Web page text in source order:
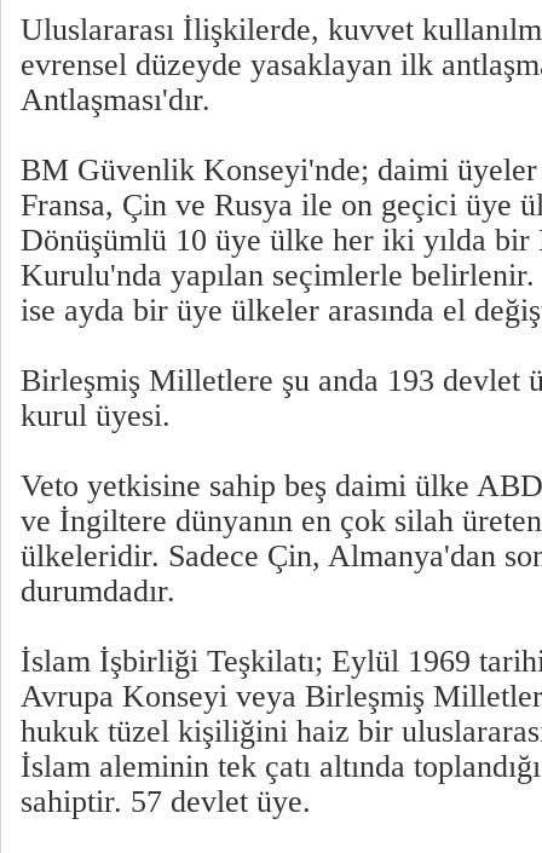
Uluslararası İlişkilerde, kuvvet
evrensel düzeyde yasaklayan ilk
Antlaşması'dır.
BM Güvenlik Konseyi'nde; daimi
Fransa, Çin ve Rusya ile on geçici üye
Dönüşümlü 10 üye ülke her iki yılda
Kurulu'nda yapılan seçimlerle belirlenir.
ise ayda bir üye ülkeler arasında el
Birleşmiş Milletlere şu anda 193 devlet
kurul üyesi.
Veto yetkisine sahip beş daimi ülke
ve İngiltere dünyanın en çok silah
ülkeleridir. Sadece Çin, Almanya'dan
durumdadır.
İslam İşbirliği Teşkilatı; Eylül 1969
Avrupa Konseyi veya Birleşmiş
hukuk tüzel kişiliğini haiz bir
İslam aleminin tek çatı altında
sahiptir. 57 devlet üye.